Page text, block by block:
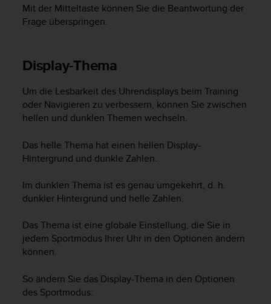
Mit der Mitteltaste können Sie die Beantwortung der
Frage überspringen.
Display-Thema
Um die Lesbarkeit des Uhrendisplays beim Training
oder Navigieren zu verbessern, können Sie zwischen
hellen und dunklen Themen wechseln.
Das helle Thema hat einen hellen Display-
Hintergrund und dunkle Zahlen.
Im dunklen Thema ist es genau umgekehrt, d. h.
dunkler Hintergrund und helle Zahlen.
Das Thema ist eine globale Einstellung, die Sie in
jedem Sportmodus Ihrer Uhr in den Optionen ändern
können.
So ändern Sie das Display-Thema in den Optionen
des Sportmodus: